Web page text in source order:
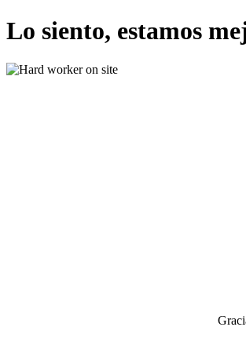
Lo siento, estamos